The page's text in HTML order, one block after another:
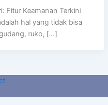
Fitur Keamanan Terkini
hal yang tidak bisa
ruko, […]